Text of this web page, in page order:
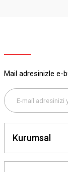
Mail adresinizle e-
Kurumsal